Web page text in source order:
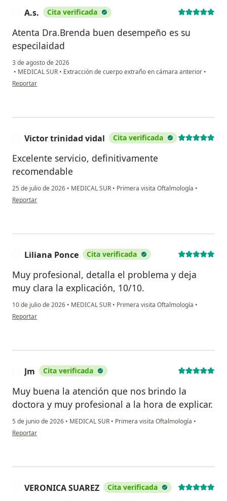
A.s. Cita verificada
Atenta Dra.Brenda buen desempeño es su
especilaidad
3 de agosto de 2026
• MEDICAL SUR • Extracción de cuerpo extraño en cámara anterior •
en opinión del usuario A.s.
Reportar
Victor trinidad vidal Cita verificada
Excelente servicio, definitivamente
recomendable
25 de julio de 2026 • MEDICAL SUR • Primera visita Oftalmología •
en opinión del usuario Victor trinidad vidal
Reportar
Liliana Ponce Cita verificada
Muy profesional, detalla el problema y deja
muy clara la explicación, 10/10.
10 de julio de 2026 • MEDICAL SUR • Primera visita Oftalmología •
en opinión del usuario Liliana Ponce
Reportar
Jm Cita verificada
Muy buena la atención que nos brindo la
doctora y muy profesional a la hora de explicar.
5 de junio de 2026 • MEDICAL SUR • Primera visita Oftalmología •
en opinión del usuario Jm
Reportar
VERONICA SUAREZ Cita verificada